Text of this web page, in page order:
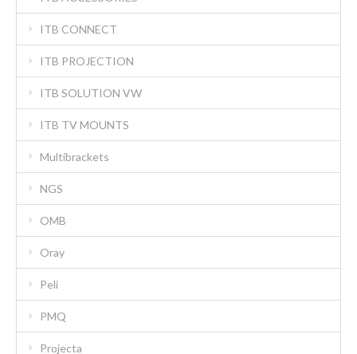
ITB CONNECT
ITB PROJECTION
ITB SOLUTION VW
ITB TV MOUNTS
Multibrackets
NGS
OMB
Oray
Peli
PMQ
Projecta